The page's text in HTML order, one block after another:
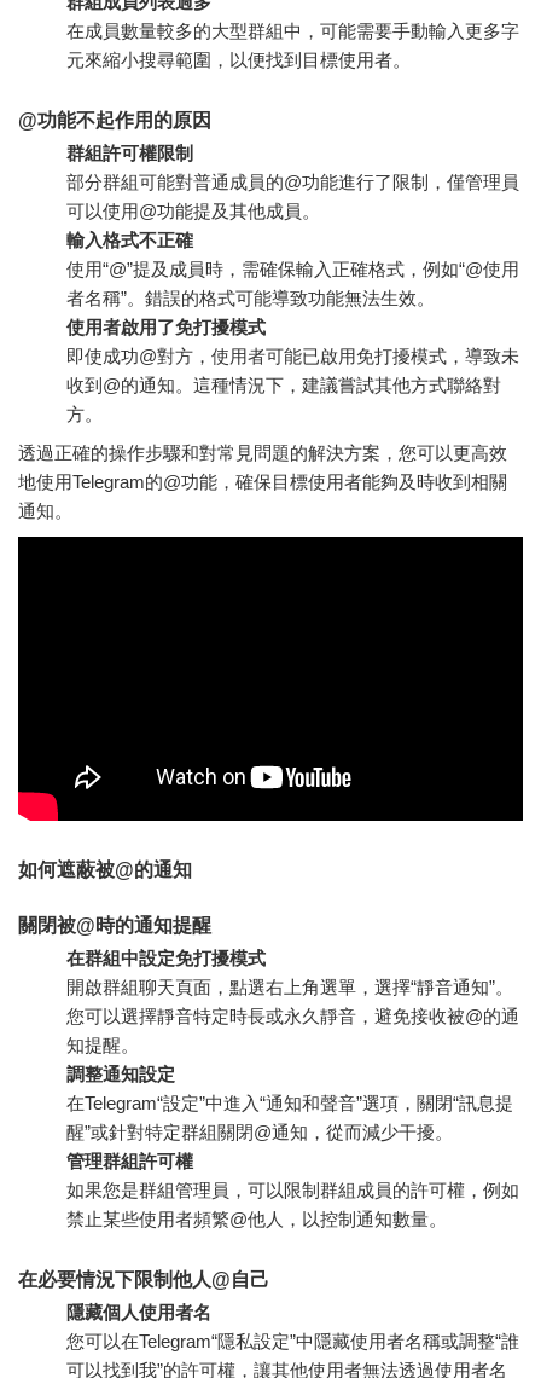
在成員數量較多的大型群組中，可能需要手動輸入更多字
元來縮小搜尋範圍，以便找到目標使用者。
@功能不起作用的原因
群組許可權限制
部分群組可能對普通成員的@功能進行了限制，僅管理員
可以使用@功能提及其他成員。
輸入格式不正確
使用“@”提及成員時，需確保輸入正確格式，例如“@使用
者名稱”。錯誤的格式可能導致功能無法生效。
使用者啟用了免打擾模式
即使成功@對方，使用者可能已啟用免打擾模式，導致未
收到@的通知。這種情況下，建議嘗試其他方式聯絡對
方。
透過正確的操作步驟和對常見問題的解決方案，您可以更高效
地使用Telegram的@功能，確保目標使用者能夠及時收到相關
通知。
如何遮蔽被@的通知
關閉被@時的通知提醒
在群組中設定免打擾模式
開啟群組聊天頁面，點選右上角選單，選擇“靜音通知”。
您可以選擇靜音特定時長或永久靜音，避免接收被@的通
知提醒。
調整通知設定
在Telegram“設定”中進入“通知和聲音”選項，關閉“訊息提
醒”或針對特定群組關閉@通知，從而減少干擾。
管理群組許可權
如果您是群組管理員，可以限制群組成員的許可權，例如
禁止某些使用者頻繁@他人，以控制通知數量。
在必要情況下限制他人@自己
隱藏個人使用者名
您可以在Telegram“隱私設定”中隱藏使用者名稱或調整“誰
可以找到我”的許可權，讓其他使用者無法透過使用者名